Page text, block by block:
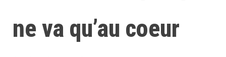
ne va qu’au coeur